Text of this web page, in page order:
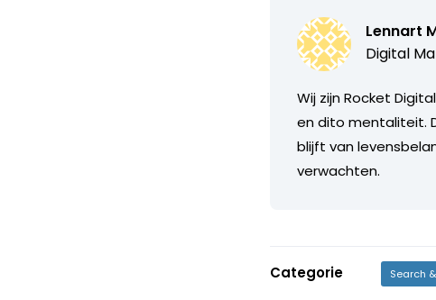
Lennart
Digital
Wij zijn Rocket
en dito mentaliteit.
blijft van
verwachten.
Categorie Search